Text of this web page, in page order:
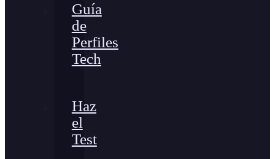
Guía
de
Perfiles
Tech
Haz
el
Test